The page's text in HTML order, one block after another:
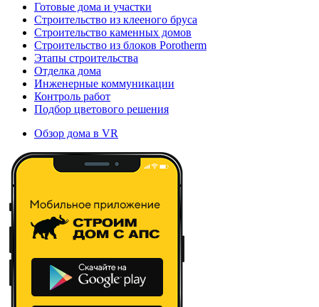
Готовые дома и участки
Строительство из клееного бруса
Строительство каменных домов
Строительство из блоков Porotherm
Этапы строительства
Отделка дома
Инженерные коммуникации
Контроль работ
Подбор цветового решения
Обзор дома в VR